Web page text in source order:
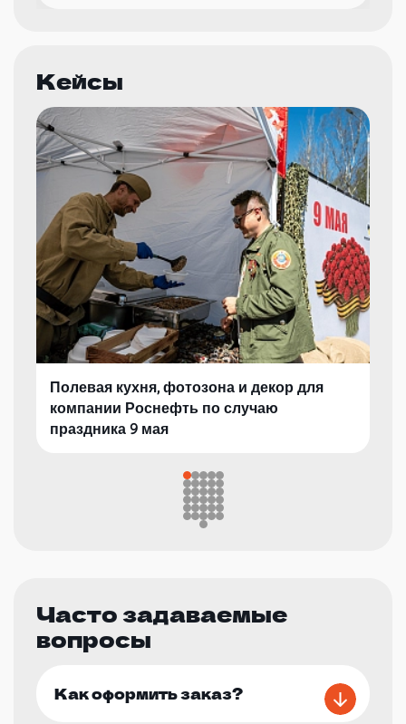
Кейсы
Полевая кухня, фотозона и декор для
компании Роснефть по случаю
праздника 9 мая
Часто задаваемые
вопросы
Как оформить заказ?